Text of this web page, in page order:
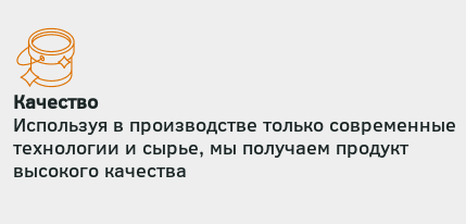
Качество
Используя в производстве только современные
технологии и сырье, мы получаем продукт
высокого качества